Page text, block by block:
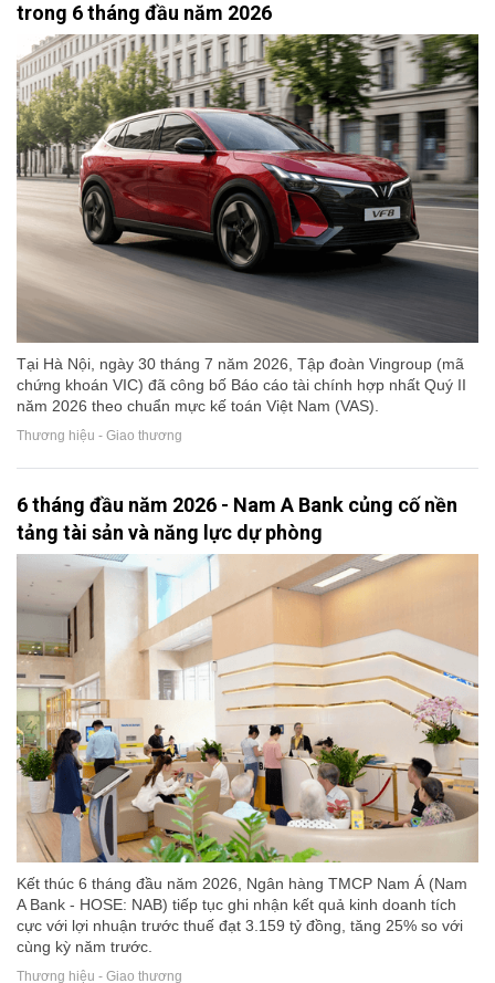
trong 6 tháng đầu năm 2026
Tại Hà Nội, ngày 30 tháng 7 năm 2026, Tập đoàn Vingroup (mã
chứng khoán VIC) đã công bố Báo cáo tài chính hợp nhất Quý II
năm 2026 theo chuẩn mực kế toán Việt Nam (VAS).
Thương hiệu - Giao thương
6 tháng đầu năm 2026 - Nam A Bank củng cố nền
tảng tài sản và năng lực dự phòng
Kết thúc 6 tháng đầu năm 2026, Ngân hàng TMCP Nam Á (Nam
A Bank - HOSE: NAB) tiếp tục ghi nhận kết quả kinh doanh tích
cực với lợi nhuận trước thuế đạt 3.159 tỷ đồng, tăng 25% so với
cùng kỳ năm trước.
Thương hiệu - Giao thương